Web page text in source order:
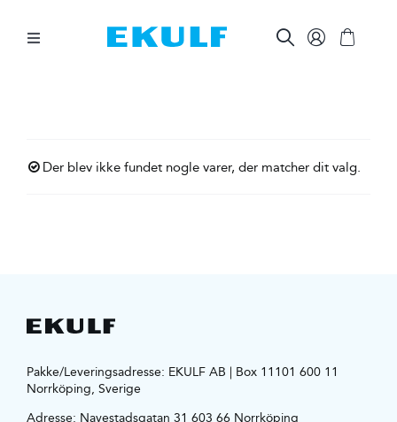
contentToggle
BØRSTE TÆNDER
FOR VIRKSOMHEDER
Der blev ikke fundet nogle varer, der matcher dit valg.
Pakke/Leveringsadresse: EKULF AB | Box 11101 600 11
Norrköping, Sverige
Adresse: Navestadsgatan 31 603 66 Norrköping